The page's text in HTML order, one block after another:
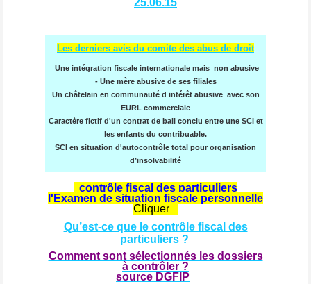
Les derniers avis du comite des abus de droit
Une intégration fiscale internationale mais non abusive
- Une mère abusive de ses filiales
Un châtelain en communauté d intérêt abusive avec son
EURL commerciale
Caractère fictif d'un contrat de bail conclu entre une SCI et
les enfants du contribuable.
SCI en situation d'autocontrôle total pour organisation
d’insolvabilité
contrôle fiscal des particuliers
l' Examen de situation fiscale personnelle
Cliquer
Qu’est-ce que le contrôle fiscal des
particuliers ?
Comment sont sélectionnés les dossiers
à contrôler ?
source DGFIP